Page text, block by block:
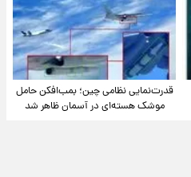
قدرت‌نمایی نظامی چین؛ بمب‌افکن حامل
موشک هسته‌ای در آسمان ظاهر شد